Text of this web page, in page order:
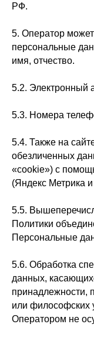
РФ.
5. Оператор
персональные
имя, отчество.
5.2. Электронный
5.3. Номера
5.4. Также на
обезличенных
«cookie») с
(Яндекс Метрика и
5.5.
Политики
Персональные
5.6. Обработка
данных,
принадлежности,
или философских
Оператором не